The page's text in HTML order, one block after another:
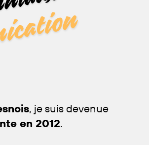
, je suis devenue ​
en 2012.